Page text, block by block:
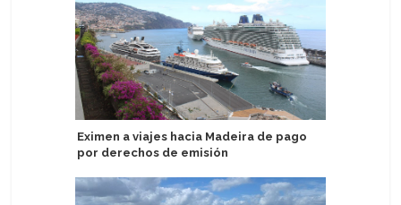
Eximen a viajes hacia Madeira de pago
por derechos de emisión